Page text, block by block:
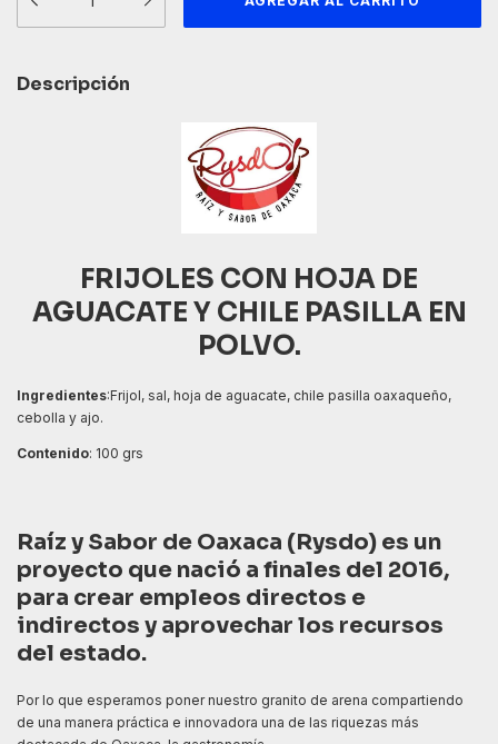
Descripción
FRIJOLES CON HOJA DE
AGUACATE Y CHILE PASILLA EN
POLVO.
Ingredientes:Frijol, sal, hoja de aguacate, chile pasilla oaxaqueño,
cebolla y ajo.
Contenido: 100 grs
Raíz y Sabor de Oaxaca (Rysdo) es un
proyecto que nació a finales del 2016,
para crear empleos directos e
indirectos y aprovechar los recursos
del estado.
Por lo que esperamos poner nuestro granito de arena compartiendo
de una manera práctica e innovadora una de las riquezas más